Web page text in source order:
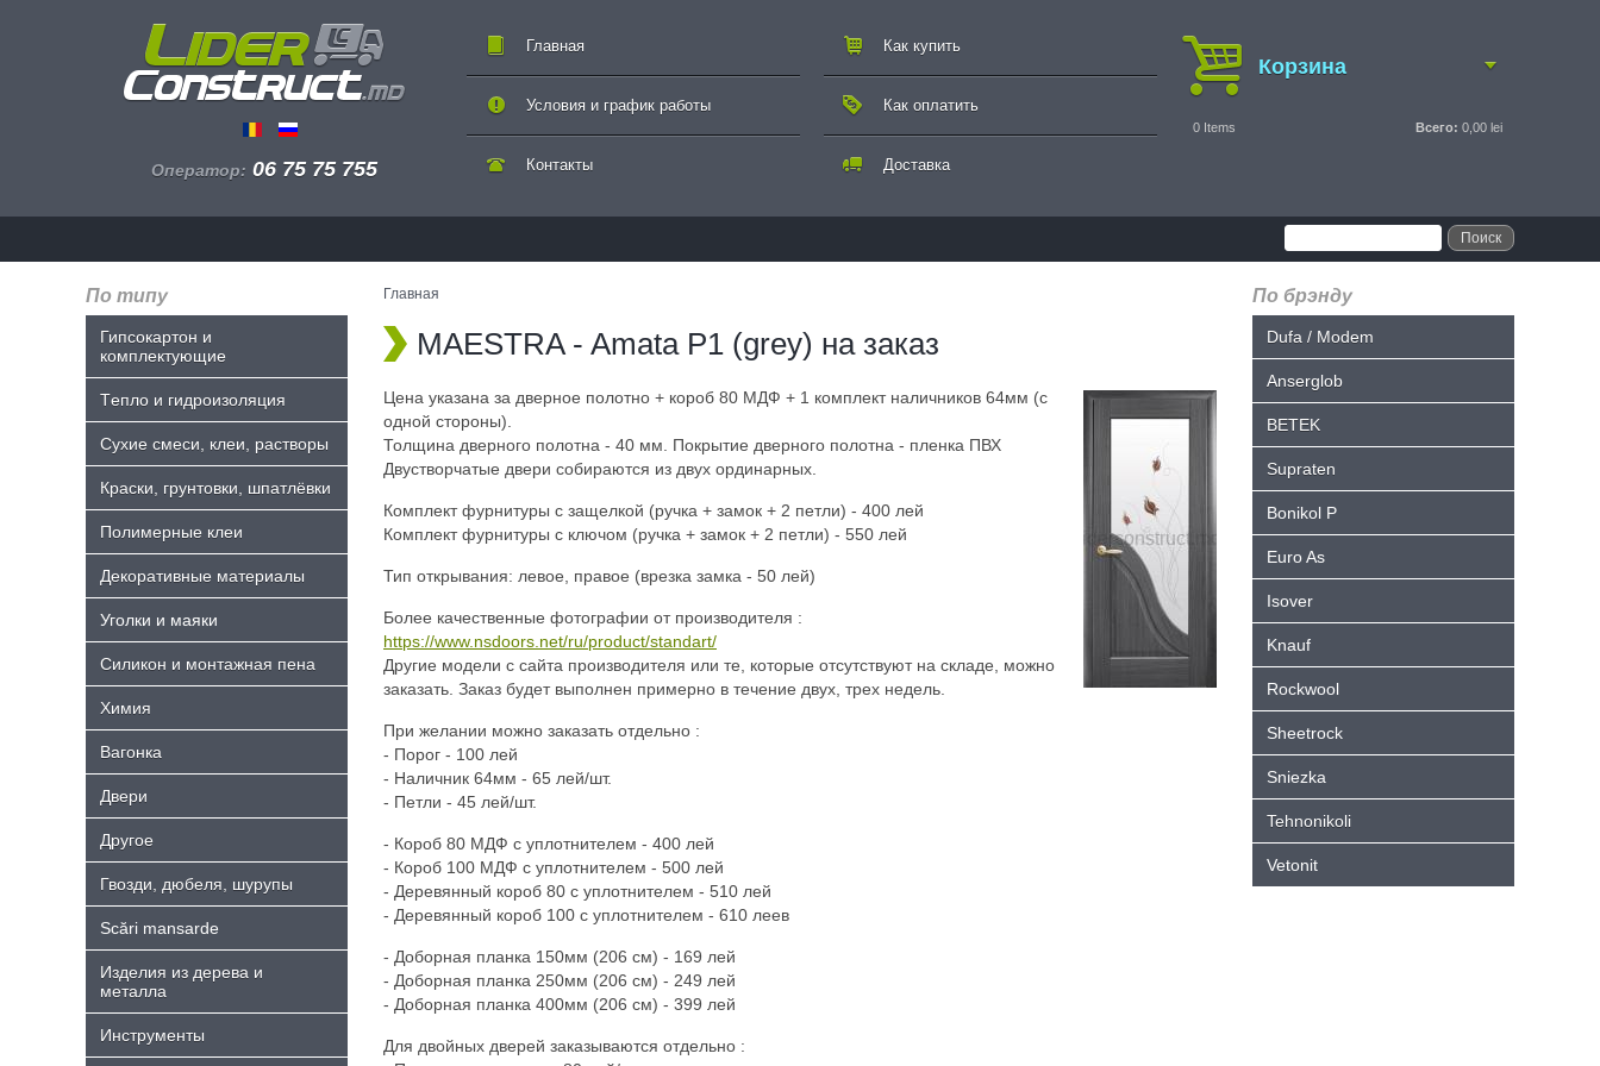
Оператор: 06 75 75 755
Главная
Контакты
Как купить
Как оплатить
Доставка
Условия и график работы
Корзина
0 Items Всего: 0,00 lei
По типу
Гипсокартон и
комплектующие
Tепло и гидроизоляция
Сухие смеси, клеи, растворы
Краски, грунтовки, шпатлёвки
Полимерные клеи
Декоративные материалы
Уголки и маяки
Силикон и монтажная пена
Химия
Bагонка
Двери
Другое
Гвозди, дюбеля, шурупы
Scări mansarde
Изделия из дерева и
металла
Инструменты
Главная
MAESTRA - Amata P1 (grey) на заказ
Цена указана за дверное полотно + короб 80 МДФ + 1 комплект наличников 64мм (с
одной стороны).
Толщина дверного полотна - 40 мм. Покрытие дверного полотна - пленка ПВХ
Двустворчатые двери собираются из двух ординарных.
Комплект фурнитуры с защелкой (ручка + замок + 2 петли) - 400 лей
Комплект фурнитуры с ключом (ручка + замок + 2 петли) - 550 лей
Тип открывания: левое, правое (врезка замка - 50 лей)
Более качественные фотографии от производителя :
https://www.nsdoors.net/ru/product/standart/
Другие модели с сайта производителя или те, которые отсутствуют на складе, можно
заказать. Заказ будет выполнен примерно в течение двух, трех недель.
При желании можно заказать отдельно :
- Порог - 100 лей
- Hаличник 64мм - 65 лей/шт.
- Петли - 45 лей/шт.
- Короб 80 МДФ с уплотнителем - 400 лей
- Короб 100 МДФ с уплотнителем - 500 лей
- Деревянный короб 80 с уплотнителем - 510 лей
- Деревянный короб 100 с уплотнителем - 610 леев
- Доборная планка 150мм (206 см) - 169 лей
- Доборная планка 250мм (206 см) - 249 лей
- Доборная планка 400мм (206 см) - 399 лей
Для двойных дверей заказываются отдельно :
По брэнду
Dufa / Modem
Anserglob
BETEK
Supraten
Bonikol P
Euro As
Isover
Knauf
Rockwool
Sheetrock
Sniezka
Tehnonikoli
Vetonit